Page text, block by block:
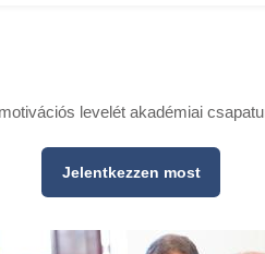
levelét akadémiai
Jelentkezzen most